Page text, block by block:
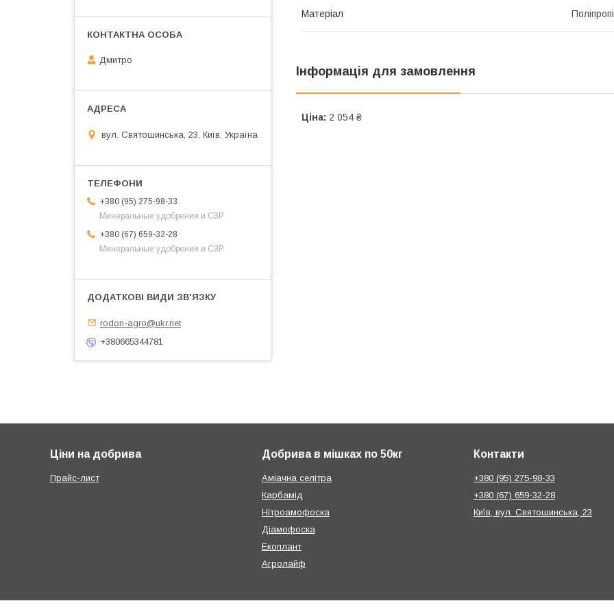
Матеріал
Інформація для замовлення
Ціна: 2 054 ₴
Дмитро
вул. Святошинська, 23, Київ, Україна
+380 (95) 275-98-33
Минеральные удобрения и СЗР
+380 (67) 659-32-28
Минеральные удобрения и СЗР
rodon-agro@ukr.net
+380665344781
Ціни на добрива
Прайс-лист
Добрива в мішках по 50кг
Аміачна селітра
Карбамід
Нітроамофоска
Діамофоска
Екоплант
Агролайф
Контакти
+380 (95) 275-98-33
+380 (67) 659-32-28
Київ, вул. Святошинська, 23